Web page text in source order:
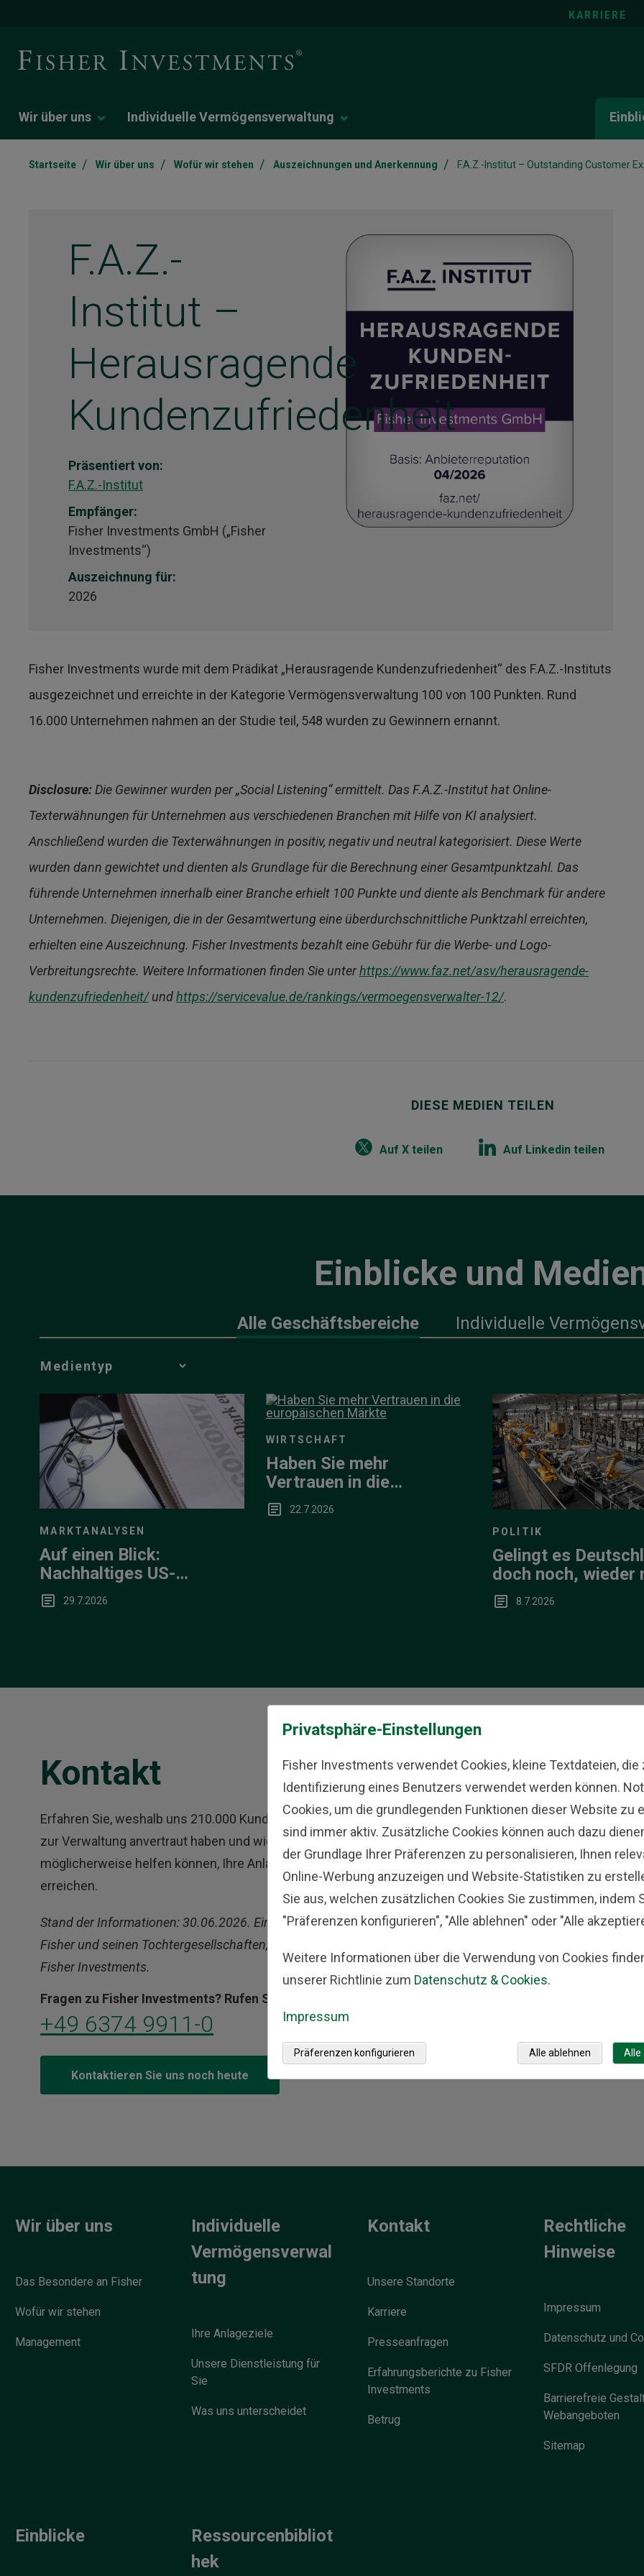
KARRIERE
Wir über uns Individuelle Vermögensverwaltung
Startseite / Wir über uns / Wofür wir stehen / Auszeichnungen und Anerkennung / F.A.Z.-Institut – Outstanding Customer
F.A.Z.-
Institut –
Herausragende
Kundenzufriedenheit
Präsentiert von:
F.A.Z.-Institut
Empfänger:
Fisher Investments GmbH („Fisher
Investments“)
Auszeichnung für:
2026
Fisher Investments wurde mit dem Prädikat „Herausragende Kundenzufriedenheit“ des F.A.Z.-Instituts
ausgezeichnet und erreichte in der Kategorie Vermögensverwaltung 100 von 100 Punkten. Rund
16.000 Unternehmen nahmen an der Studie teil, 548 wurden zu Gewinnern ernannt.
Disclosure:Die Gewinner wurden per „Social Listening“ ermittelt. Das F.A.Z.-Institut hat Online-
Texterwähnungen für Unternehmen aus verschiedenen Branchen mit Hilfe von KI analysiert.
Anschließend wurden die Texterwähnungen in positiv, negativ und neutral kategorisiert. Diese Werte
wurden dann gewichtet und dienten als Grundlage für die Berechnung einer Gesamtpunktzahl. Das
führende Unternehmen innerhalb einer Branche erhielt 100 Punkte und diente als Benchmark für andere
Unternehmen. Diejenigen, die in der Gesamtwertung eine überdurchschnittliche Punktzahl erreichten,
erhielten eine Auszeichnung. Fisher Investments bezahlt eine Gebühr für die Werbe- und Logo-
Verbreitungsrechte. Weitere Informationen finden Sie unterhttps://www.faz.net/asv/herausragende-
kundenzufriedenheit/undhttps://servicevalue.de/rankings/vermoegensverwalter-12/.
DIESE MEDIEN TEILEN
Auf X teilen Auf Linkedin teilen
Einblicke und
Alle Geschäftsbereiche Individuelle
Media
Choice
MARKTANALYSEN
Auf einen Blick:
Nachhaltiges US-
Wachstum in der Breite
29.7.2026
WIRTSCHAFT
Haben Sie mehr
Vertrauen in die
europäischen Märkte
22.7.2026
POLITIK
Gelingt es
doch noch, wieder
erreichen?
8.7.2026
Kontakt
Erfahren Sie, weshalb uns 210.000 Kunden ihr Geld
zur Verwaltung anvertraut haben und wie wir Ihnen
möglicherweise helfen können, Ihre Anlageziele zu
erreichen.
Stand der Informationen: 30.06.2026. Einschließlich
Fisher und seinen Tochtergesellschaften, darunter auch
Fisher Investments.
Fragen zu Fisher Investments? Rufen Sie uns an.
+49 6374 9911-0
Kontaktieren Sie uns noch heute
Wir über uns
Das Besondere an Fisher
Wofür wir stehen
Management
Individuelle
Vermögensverwal
tung
Ihre Anlageziele
Unsere Dienstleistung für
Sie
Was uns unterscheidet
Kontakt
Unsere Standorte
Karriere
Presseanfragen
Erfahrungsberichte zu Fisher
Investments
Betrug
Rechtliche
Hinweise
Impressum
Datenschutz und
SFDR Offenlegung
Barrierefreie
Webangeboten
Sitemap
Einblicke
Ressourcenbibliot
hek
Privatsphäre-Einstellungen
Fisher Investments verwendet Cookies, kleine Textdateien, die
Identifizierung eines Benutzers verwendet werden können.
Cookies, um die grundlegenden Funktionen dieser Website zu
sind immer aktiv. Zusätzliche Cookies können auch dazu
der Grundlage Ihrer Präferenzen zu personalisieren, Ihnen
Online-Werbung anzuzeigen und Website-Statistiken zu
Sie aus, welchen zusätzlichen Cookies Sie zustimmen, indem
"Präferenzen konfigurieren", "Alle ablehnen" oder "Alle
Weitere Informationen über die Verwendung von Cookies
unserer Richtlinie zum Datenschutz & Cookies.
Impressum
Alle
Alle ablehnen
Präferenzen konfigurieren